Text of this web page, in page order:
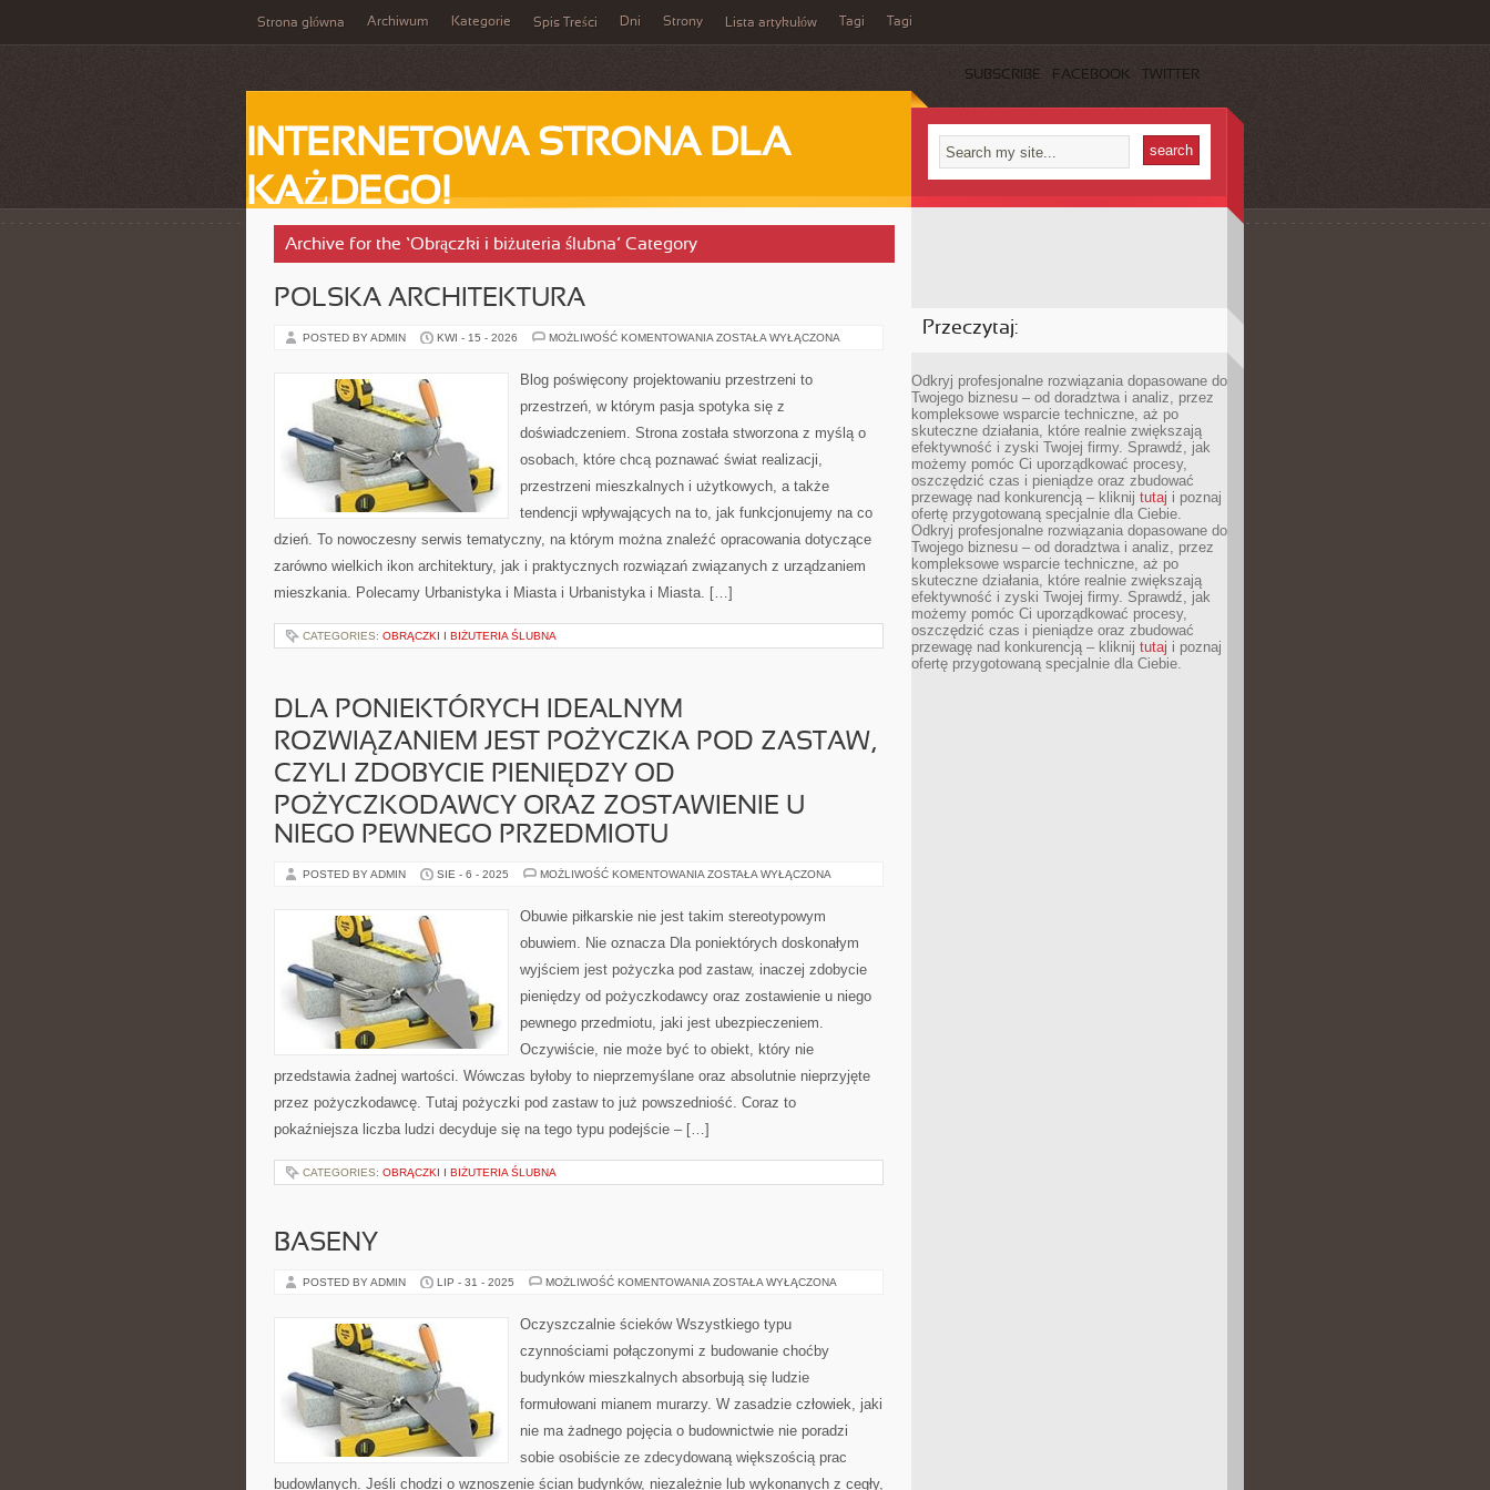
Strona główna Archiwum Kategorie Spis Treści Dni Strony Lista artykułów Tagi Tagi
SUBSCRIBE FACEBOOK TWITTER
INTERNETOWA STRONA DLA
KAŻDEGO!
Archive for the ‘Obrączki i biżuteria ślubna’ Category
POLSKA ARCHITEKTURA
POSTED BY ADMIN KWI - 15 - 2026 MOŻLIWOŚĆ KOMENTOWANIA POLSKA
ZOSTAŁA WYŁĄCZONA
Blog poświęcony projektowaniu przestrzeni to
przestrzeń, w którym pasja spotyka się z
doświadczeniem. Strona została stworzona z myślą o
osobach, które chcą poznawać świat realizacji,
przestrzeni mieszkalnych i użytkowych, a także
tendencji wpływających na to, jak funkcjonujemy na co
dzień. To nowoczesny serwis tematyczny, na którym można znaleźć opracowania dotyczące
zarówno wielkich ikon architektury, jak i praktycznych rozwiązań związanych z urządzaniem
mieszkania. Polecamy Urbanistyka i Miasta i Urbanistyka i Miasta. […]
CATEGORIES: OBRĄCZKI I BIŻUTERIA ŚLUBNA
DLA PONIEKTÓRYCH IDEALNYM
ROZWIĄZANIEM JEST POŻYCZKA POD ZASTAW,
CZYLI ZDOBYCIE PIENIĘDZY OD
POŻYCZKODAWCY ORAZ ZOSTAWIENIE U
NIEGO PEWNEGO PRZEDMIOTU
POSTED BY ADMIN SIE - 6 - 2025 MOŻLIWOŚĆ KOMENTOWANIA DLA
ROZWIĄZANIEM
JEST
POD
CZYLI
PIENIĘDZY
POŻYCZKODAWCY
ORAZ
ZOSTAWIENIE
U
NIEGO
PEWNEGO
ZOSTAŁA WYŁĄCZONA
Obuwie piłkarskie nie jest takim stereotypowym
obuwiem. Nie oznacza Dla poniektórych doskonałym
wyjściem jest pożyczka pod zastaw, inaczej zdobycie
pieniędzy od pożyczkodawcy oraz zostawienie u niego
pewnego przedmiotu, jaki jest ubezpieczeniem.
Oczywiście, nie może być to obiekt, który nie
przedstawia żadnej wartości. Wówczas byłoby to nieprzemyślane oraz absolutnie nieprzyjęte
przez pożyczkodawcę. Tutaj pożyczki pod zastaw to już powszedniość. Coraz to
pokaźniejsza liczba ludzi decyduje się na tego typu podejście – […]
CATEGORIES: OBRĄCZKI I BIŻUTERIA ŚLUBNA
BASENY
POSTED BY ADMIN LIP - 31 - 2025 MOŻLIWOŚĆ KOMENTOWANIA BASENY
ZOSTAŁA WYŁĄCZONA
Oczyszczalnie ścieków Wszystkiego typu
czynnościami połączonymi z budowanie choćby
budynków mieszkalnych absorbują się ludzie
formułowani mianem murarzy. W zasadzie człowiek, jaki
nie ma żadnego pojęcia o budownictwie nie poradzi
sobie osobiście ze zdecydowaną większością prac
budowlanych. Jeśli chodzi o wznoszenie ścian budynków, niezależnie lub wykonanych z cegły,
Przeczytaj:
Odkryj profesjonalne rozwiązania dopasowane do
Twojego biznesu – od doradztwa i analiz, przez
kompleksowe wsparcie techniczne, aż po
skuteczne działania, które realnie zwiększają
efektywność i zyski Twojej firmy. Sprawdź, jak
możemy pomóc Ci uporządkować procesy,
oszczędzić czas i pieniądze oraz zbudować
przewagę nad konkurencją – kliknij tutaj i poznaj
ofertę przygotowaną specjalnie dla Ciebie.
Odkryj profesjonalne rozwiązania dopasowane do
Twojego biznesu – od doradztwa i analiz, przez
kompleksowe wsparcie techniczne, aż po
skuteczne działania, które realnie zwiększają
efektywność i zyski Twojej firmy. Sprawdź, jak
możemy pomóc Ci uporządkować procesy,
oszczędzić czas i pieniądze oraz zbudować
przewagę nad konkurencją – kliknij tutaj i poznaj
ofertę przygotowaną specjalnie dla Ciebie.